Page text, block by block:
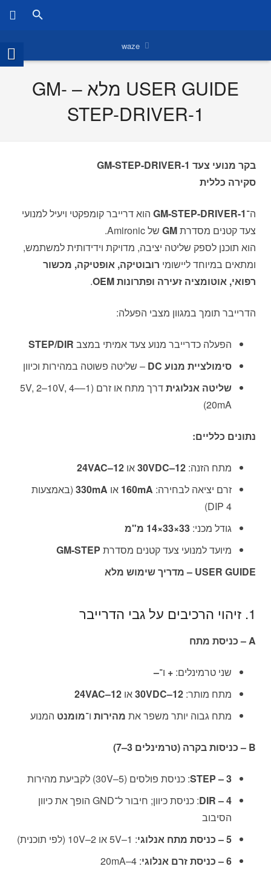
waze
USER GUIDE מלא – GM-
STEP-DRIVER-1
בקר מנועי צעד GM-STEP-DRIVER-1
סקירה כללית
ה־GM-STEP-DRIVER-1 הוא דרייבר קומפקטי ויעיל למנועי
צעד קטנים מסדרתGM של Amironic.
הוא תוכנן לספק שליטה יציבה, מדויקת וידידותית למשתמש,
ומתאים במיוחד ליישומי רובוטיקה, אופטיקה, מכשור
רפואי, אוטומציה זעירה ופתרונות OEM
.
הדרייבר תומך במגוון מצבי הפעלה:
הפעלה כדרייבר מנוע צעד אמיתי במצב STEP/DIR
סימולציית מנוע DC
– שליטה פשוטה במהירות וכיוון
שליטה אנלוגית
דרך מתח או זרם (1–5V, 2–10V, 4–
20mA)
נתונים כלליים:
מתח הזנה: 12–30VDC או 12–24VAC
זרם יציאה לבחירה: 160mA או 330mA (באמצעות
DIP 4)
גודל מכני: 33×33×14 מ"מ
מיועד למנועי צעד קטנים מסדרת GM-STEP
USER GUIDE – מדריך שימוש מלא
1. זיהוי הרכיבים על גבי הדרייבר
A – כניסת מתח
שני טרמינלים: + ו־–
מתח מותר: 12–30VDC או 12–24VAC
מתח גבוה יותר משפר את מהירות ו־מומנט המנוע
B – כניסות בקרה (טרמינלים 3–7)
3 – STEP
: כניסת פולסים (5–30V) לקביעת מהירות
4 – DIR
: כניסת כיוון; חיבור ל־GND הופך את כיוון
הסיבוב
5 – כניסת מתח אנלוגי
: 1–5V או 2–10V (לפי תוכנית)
6 – כניסת זרם אנלוגי
: 4–20mA